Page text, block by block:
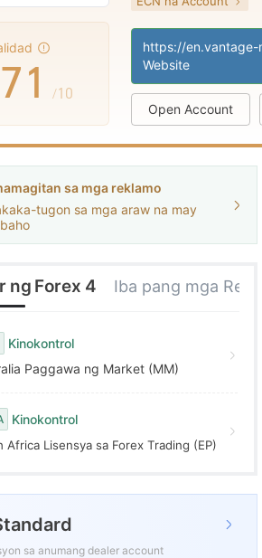
6
7
8
9
0
1
2
3
4
5
6
8
9
/10
Paggawa ng
Pangunahing label
| Pandaigdigang
Website
Open Account
sa mga reklamo
tugon sa mga araw na may
ng Forex 4 Iba pang mga
Kinokontrol
Paggawa ng Market (MM)
Kinokontrol
Africa Lisensya sa Forex Trading (EP)
sa anumang dealer account